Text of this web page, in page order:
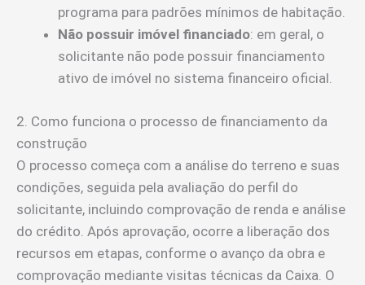
programa para padrões mínimos de habitação.
Não possuir imóvel financiado: em geral, o
solicitante não pode possuir financiamento
ativo de imóvel no sistema financeiro oficial.
2. Como funciona o processo de financiamento da
construção
O processo começa com a análise do terreno e suas
condições, seguida pela avaliação do perfil do
solicitante, incluindo comprovação de renda e análise
do crédito. Após aprovação, ocorre a liberação dos
recursos em etapas, conforme o avanço da obra e
comprovação mediante visitas técnicas da Caixa. O